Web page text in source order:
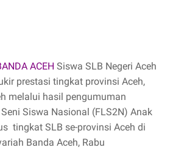
ACEH Siswa SLB Negeri Aceh
prestasi tingkat provinsi Aceh,
melalui hasil pengumuman
Siswa Nasional (FLS2N) Anak
tingkat SLB se-provinsi Aceh di
Banda Aceh, Rabu